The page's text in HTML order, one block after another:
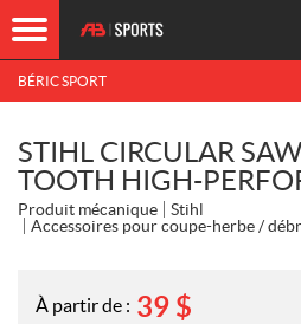
BÉRIC SPORT
STIHL CIRCULAR
TOOTH HIGH-
Produit mécanique
Stihl
Accessoires pour coupe-herbe /
À partir de : 39 $